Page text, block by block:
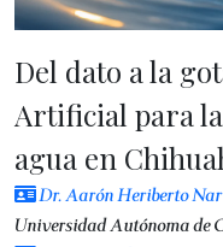
Del dato a la
Artificial para
agua en
Dr. Aarón Heriberto
Universidad Autónoma de